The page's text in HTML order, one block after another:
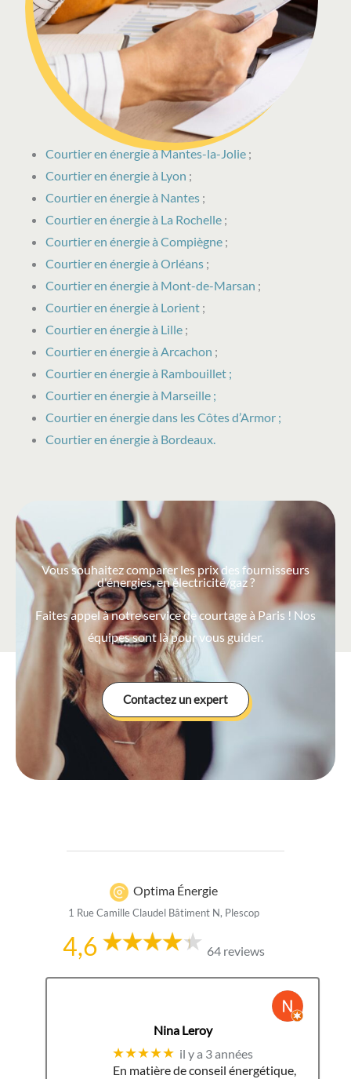
Courtier en énergie à Mantes-la-Jolie ;
Courtier en énergie à Lyon ;
Courtier en énergie à Nantes ;
Courtier en énergie à La Rochelle ;
Courtier en énergie à Compiègne ;
Courtier en énergie à Orléans ;
Courtier en énergie à Mont-de-Marsan ;
Courtier en énergie à Lorient ;
Courtier en énergie à Lille ;
Courtier en énergie à Arcachon ;
Courtier en énergie à Rambouillet ;
Courtier en énergie à Marseille ;
Courtier en énergie dans les Côtes d’Armor ;
Courtier en énergie à Bordeaux.
Vous souhaitez comparer les prix des fournisseurs
d'énergies, en électricité/gaz ?
Faites appel à notre service de courtage à Paris ! Nos
équipes sont là pour vous guider.
Contactez un expert
Optima Énergie
1 Rue Camille Claudel Bâtiment N, Plescop
4,6 64 reviews
Nina Leroy
★★★★★ il y a 3 années
En matière de conseil énergétique,